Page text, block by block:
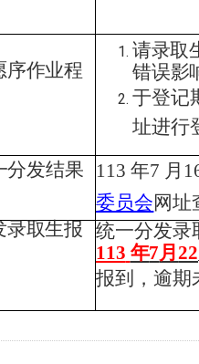
序作业程
请录取
错误影
于登记
址进行
分发结果
113 年7 月
委员会网址
录取生报
统一分发录
113 年7月22
报到，逾期